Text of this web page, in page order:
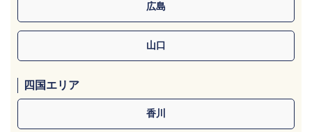
広島
山口
四国エリア
香川